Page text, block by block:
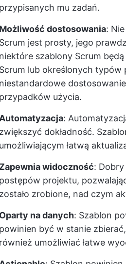
przypisanych mu zadań.
Możliwość dostosowania:
Scrum jest prosty, jego
niektóre szablony Scrum
Scrum lub określonych
niestandardowe
przypadków użycia.
:
zwiększyć dokładność.
umożliwiającym łatwą
Zapewnia widoczność:
postępów projektu,
zostało zrobione, nad czym
Oparty na danych: Szablon
powinien być w stanie
również umożliwiać łatwe